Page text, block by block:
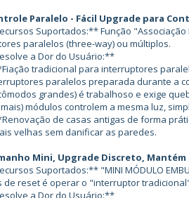
Paralelo - Fácil Upgrade para
Suportados:** Função "Associação
paralelos (three-way) ou múltiplos.
a Dor do Usuário:**
tradicional para interruptores
paralelos preparada durante a
grandes) é trabalhoso e exige
módulos controlem a mesma luz,
de casas antigas de forma
velhas sem danificar as paredes.
Mini, Upgrade Discreto,
Suportados:** "MINI MÓDULO
de reset é operar o "interruptor
a Dor do Usuário:**